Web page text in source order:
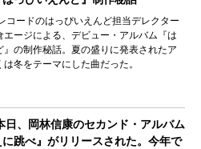
コードのはっぴいえんど担当デレクター
エージによる、デビュー・アルバム『は
』の制作秘話。夏の盛りに発表されたア
は冬をテーマにした曲だった。
日、岡林信康のセカンド・アルバム
に跳べ』がリリースされた。今年で